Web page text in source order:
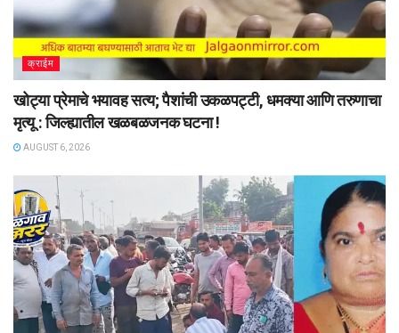
क्राईम
खोट्या प्रेमाचे भयावह सत्य; पैशांची उकळपट्टी, धमक्या आणि तरुणाचा
मृत्यू : जिल्ह्यातील खळबळजनक घटना !
AUGUST 6, 2026